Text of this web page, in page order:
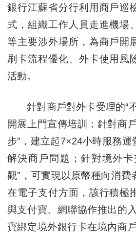
銀行江蘇省分行利用商戶巡
式，組織工作人員走進機場
等主要涉外場所，為商戶開
刷卡流程優化、外卡使用風
活動。
針對商戶對外卡受理的“
開展上門宣傳培訓；針對商
步”，建立起7×24小時服務
解決商戶問題；針對境外卡
觀”，可實現以原幣種向消費
在電子支付方面，該行積極
與支付寶、網聯協作推出的
寶綁定境外銀行卡在境內商